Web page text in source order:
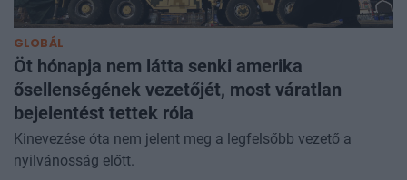
GLOBÁL
Öt hónapja nem látta senki amerika
ősellenségének vezetőjét, most váratlan
bejelentést tettek róla
Kinevezése óta nem jelent meg a legfelsőbb vezető a
nyilvánosság előtt.